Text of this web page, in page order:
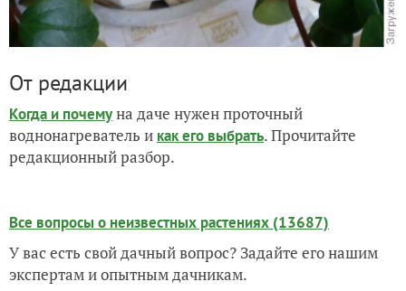
От редакции
Когда и почемуна даче нужен проточный
воднонагреватель и как его выбрать. Прочитайте
редакционный разбор.
Все вопросы о неизвестных растениях (13687)
У вас есть свой дачный вопрос? Задайте его нашим
экспертам и опытным дачникам.